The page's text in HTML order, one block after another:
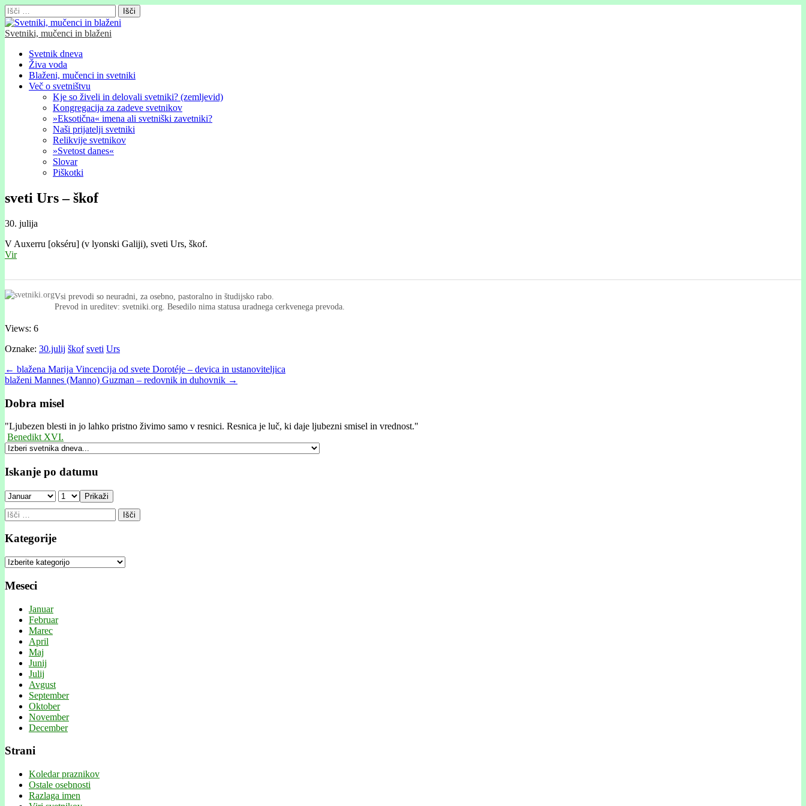
Išči:
Svetniki, mučenci in blaženi
Glavni
meni
Skip
content
Svetnik dneva
Živa voda
Blaženi, mučenci in svetniki
Več o svetništvu
Kje so živeli in delovali svetniki? (zemljevid)
Kongregacija za zadeve svetnikov
»Eksotična« imena ali svetniški zavetniki?
Naši prijatelji svetniki
Relikvije svetnikov
»Svetost danes«
Slovar
Piškotki
sveti Urs – škof
30. julija
V Auxerru [okséru] (v lyonski Galiji), sveti Urs, škof.
Vir
Vsi prevodi so neuradni, za osebno, pastoralno in študijsko rabo.
Prevod in ureditev: svetniki.org. Besedilo nima statusa uradnega cerkvenega prevoda.
Views: 6
Oznake: 30.julij škof sveti Urs
Post
navigation
← blažena Marĳa Vincencĳa od svete Dorotéje – devica in ustanoviteljica
blaženi Mannes (Manno) Guzman – redovnik in duhovnik →
Dobra misel
"Ljubezen blesti in jo lahko pristno živimo samo v resnici. Resnica je luč, ki daje ljubezni smisel in vrednost."
Benedikt XVI.
Iskanje po datumu
Prikaži
Išči:
Kategorije
Kategorije
Meseci
Januar
Februar
Marec
April
Maj
Junij
Julij
Avgust
September
Oktober
November
December
Strani
Koledar praznikov
Ostale osebnosti
Razlaga imen